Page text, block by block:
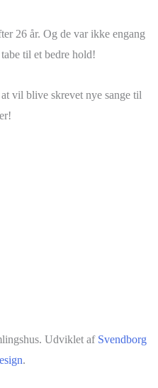
26 år. Og de var ikke engang
til et bedre hold!
vil blive skrevet nye sange til
Udviklet af Svendborg
.